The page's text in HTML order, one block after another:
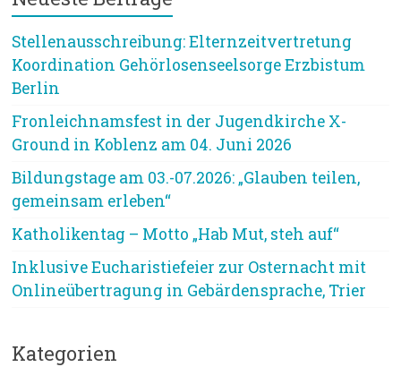
Stellenausschreibung: Elternzeitvertretung
Koordination Gehörlosenseelsorge Erzbistum
Berlin
Fronleichnamsfest in der Jugendkirche X-
Ground in Koblenz am 04. Juni 2026
Bildungstage am 03.-07.2026: „Glauben teilen,
gemeinsam erleben“
Katholikentag – Motto „Hab Mut, steh auf“
Inklusive Eucharistiefeier zur Osternacht mit
Onlineübertragung in Gebärdensprache, Trier
Kategorien